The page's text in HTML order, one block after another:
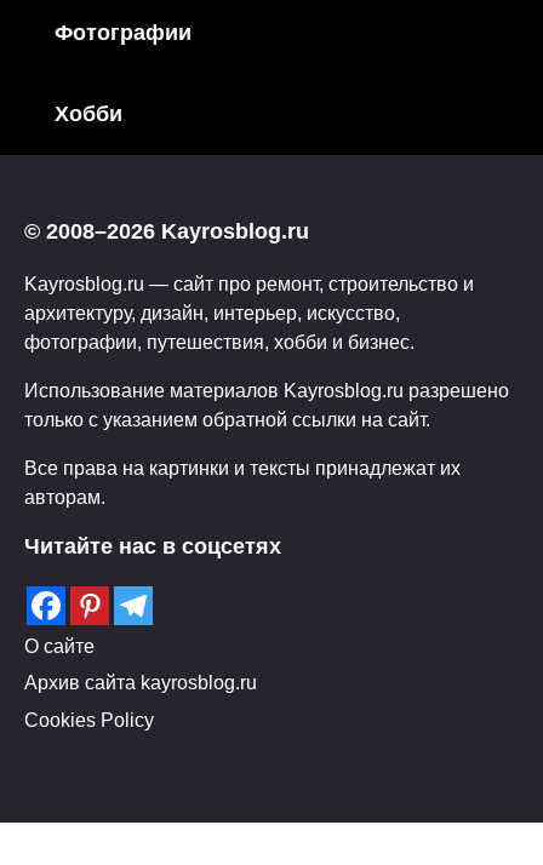
Фотографии
Хобби
© 2008–2026 Kayrosblog.ru
Kayrosblog.ru — сайт про ремонт, строительство и
архитектуру, дизайн, интерьер, искусство,
фотографии, путешествия, хобби и бизнес.
Использование материалов Kayrosblog.ru разрешено
только с указанием обратной ссылки на сайт.
Все права на картинки и тексты принадлежат их
авторам.
Читайте нас в соцсетях
О сайте
Архив сайта kayrosblog.ru
Cookies Policy